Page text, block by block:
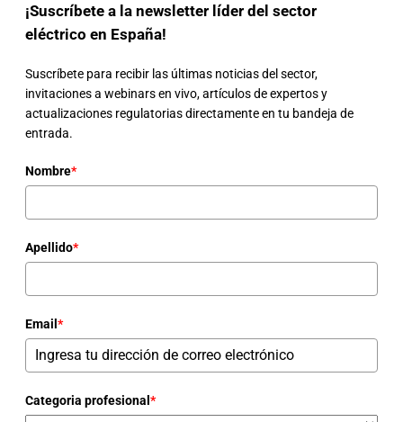
¡Suscríbete a la newsletter líder del sector
eléctrico en España!
Suscríbete para recibir las últimas noticias del sector,
invitaciones a webinars en vivo, artículos de expertos y
actualizaciones regulatorias directamente en tu bandeja de
entrada.
Nombre*
Apellido*
Email *
Categoria profesional *